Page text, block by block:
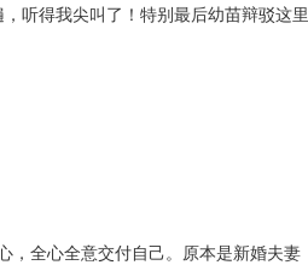
听得我尖叫了！特别最后幼苗辩驳这里
，全心全意交付自己。原本是新婚夫妻